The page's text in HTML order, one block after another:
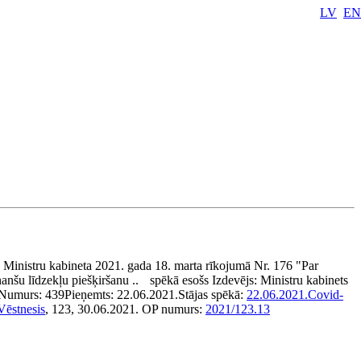
LV EN
kabineta 2021. gada 18. marta rīkojumā Nr. 176 "Par
līdzekļu piešķiršanu ..
spēkā esošs Izdevējs: Ministru kabinets
439Pieņemts: 22.06.2021.Stājas spēkā: 22.06.2021.Covid-
, 123, 30.06.2021. OP numurs: 2021/123.13